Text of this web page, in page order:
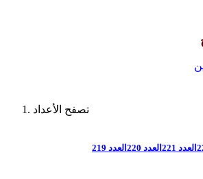
تصفح الأعداد
العدد 221 العدد 220 العدد 219